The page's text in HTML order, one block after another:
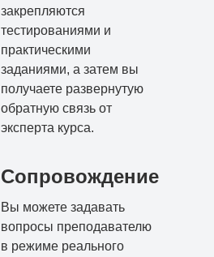
закрепляются
тестированиями и
практическими
заданиями, а затем вы
получаете развернутую
обратную связь от
эксперта курса.
Сопровождение
Вы можете задавать
вопросы преподавателю
в режиме реального